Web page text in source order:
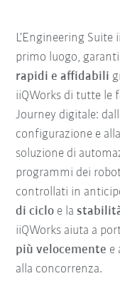
L’Engineering
primo luogo,
rapidi e affidabili
iiQWorks di tutte le
Journey digitale:
configurazione e
soluzione di
programmi dei
controllati in
di ciclo e la
iiQWorks aiuta a
più velocemente e
alla concorrenza.